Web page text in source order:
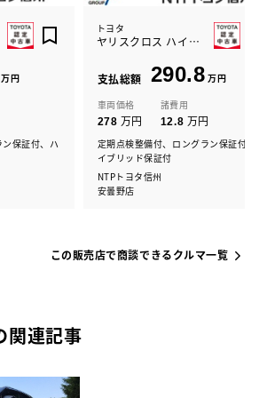
万円
保証付、ハ
トヨタ
ヤリスクロス ハイブリッド Z
支払総額 290.8 万円
車両価格
278 万円
諸費用
12.8 万円
定期点検整備付、ロングラン保証付、
イブリッド保証付
NTPトヨタ信州
安曇野店
この販売店で商談できるクルマ一覧
関連記事